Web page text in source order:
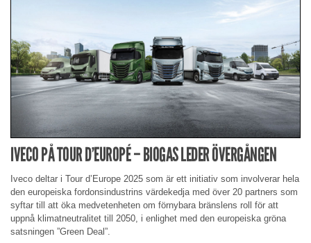
IVECO PÅ TOUR D’EUROPÉ – BIOGAS LEDER ÖVERGÅNGEN
Iveco deltar i Tour d’Europe 2025 som är ett initiativ som involverar hela
den europeiska fordonsindustrins värdekedja med över 20 partners som
syftar till att öka medvetenheten om förnybara bränslens roll för att
uppnå klimatneutralitet till 2050, i enlighet med den europeiska gröna
satsningen ”Green Deal”.